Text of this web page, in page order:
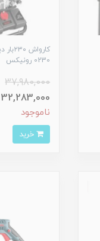
0230 رونیکس
37,980,000
32,283,000 تومان
ناموجود
خرید